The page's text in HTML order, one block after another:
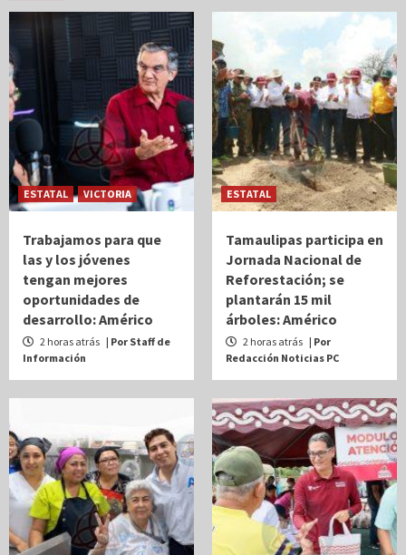
ESTATAL VICTORIA
Trabajamos para que
las y los jóvenes
tengan mejores
oportunidades de
desarrollo: Américo
2 horas atrás | Por Staff de
Información
ESTATAL
Tamaulipas participa en
Jornada Nacional de
Reforestación; se
plantarán 15 mil
árboles: Américo
2 horas atrás | Por
Redacción Noticias PC